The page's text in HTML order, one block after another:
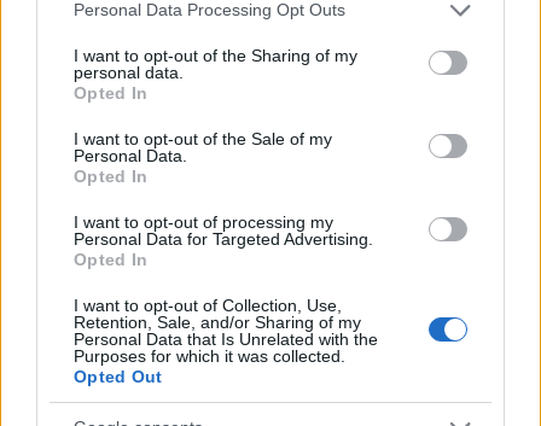
Please note that this website/app uses one or more Google
not limited to your visit or usage behaviour. You may click to
grant or deny consent to Google and its third-party tags to
use your data for below specified purposes in below Google
consent section.
Personal Data Processing Opt Outs
I want to opt-out of the Sharing of my
personal data.
Opted In
I want to opt-out of the Sale of my
Personal Data.
Opted In
I want to opt-out of processing my
Personal Data for Targeted Advertising.
Opted In
I want to opt-out of Collection, Use,
Retention, Sale, and/or Sharing of my
Personal Data that Is Unrelated with the
Purposes for which it was collected.
Opted Out
műemlékfelújítás műemlék restaurálás
Történelmi táj, amelynek minden köve mesél –
megújul a tatai Angolkert
A projekt részeként megújulnak a területen található